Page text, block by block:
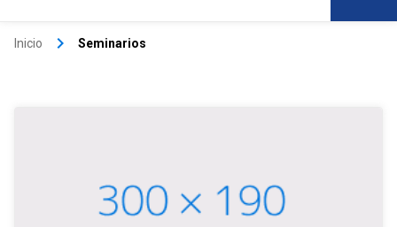
Inicio keyboard_arrow_right Seminarios